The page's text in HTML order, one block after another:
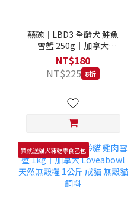
囍碗｜LBD3 全齡犬 鮭魚
雪蟹 250g｜加拿大
Loveabowl 天然無穀糧
250克 成犬 無穀狗飼料
NT$180
NT$225 8折
買就送貓犬凍乾零食乙包